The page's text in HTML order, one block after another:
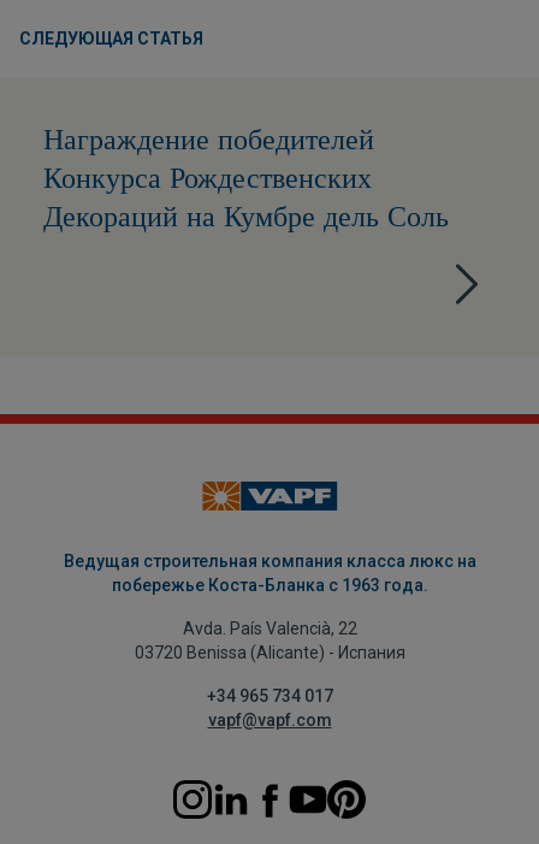
СЛЕДУЮЩАЯ СТАТЬЯ
Награждение победителей
Конкурса Рождественских
Декораций на Кумбре дель Соль
Ведущая строительная компания класса люкс на
побережье Коста-Бланка с 1963 года.
Avda. País Valencià, 22
03720 Benissa (Alicante) - Испания
+34 965 734 017
vapf@vapf.com